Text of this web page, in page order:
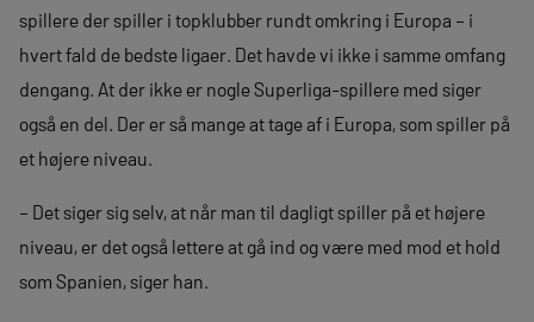
spillere der spiller i topklubber rundt omkring i Europa – i
hvert fald de bedste ligaer. Det havde vi ikke i samme omfang
dengang. At der ikke er nogle Superliga-spillere med siger
også en del. Der er så mange at tage af i Europa, som spiller på
et højere niveau.
– Det siger sig selv, at når man til dagligt spiller på et højere
niveau, er det også lettere at gå ind og være med mod et hold
som Spanien, siger han.